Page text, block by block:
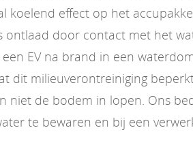
koelend effect op het
ontlaad door contact met het
EV na brand in een
dit milieuverontreiniging
niet de bodem in lopen. Ons
te bewaren en bij een